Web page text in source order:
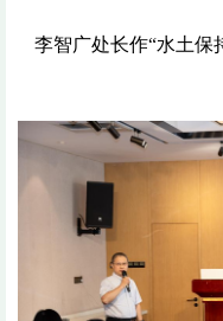
李智广处长作“水土保